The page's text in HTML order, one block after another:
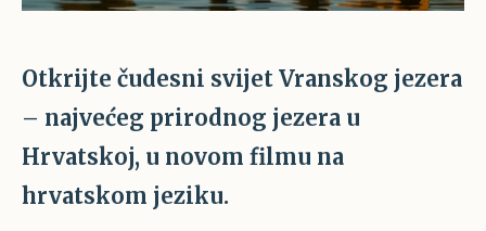
Otkrijte čudesni svijet Vranskog jezera
– najvećeg prirodnog jezera u
Hrvatskoj, u novom filmu na
hrvatskom jeziku.